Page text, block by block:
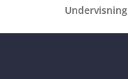
Undervisning